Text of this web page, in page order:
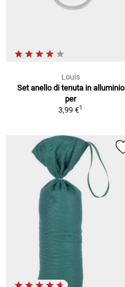
Louis
Set anello di tenuta in alluminio
per
3,99 €1